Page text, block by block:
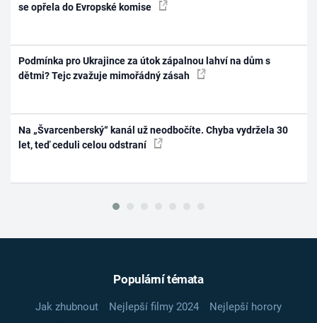
se opřela do Evropské komise
Podmínka pro Ukrajince za útok zápalnou lahví na dům s
dětmi? Tejc zvažuje mimořádný zásah
Na „Švarcenberský“ kanál už neodbočíte. Chyba vydržela 30
let, teď ceduli celou odstraní
Populární témata
Jak zhubnout Nejlepší filmy 2024
Nejlepší horory